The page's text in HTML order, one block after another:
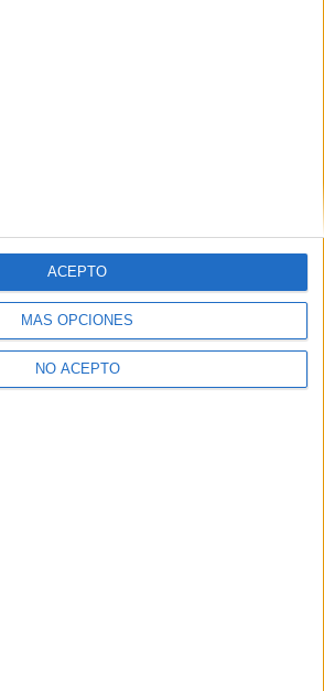
MÁS OPCIONES
NO ACEPTO
ACEPTO
por registrarte te daremos
ebook con 100 consejos para tu